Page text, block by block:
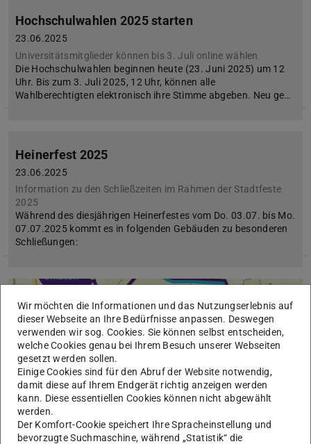
Hochschulwahlen 2025 starten
23.06.2025
Universitätsmitglieder können bis 3. Juli online wählen
Die Hochschulwahlen beginnen heute (23. Juni 2025) um 12
Uhr. Bis zum 3. Juli 2025, 12 Uhr, können alle
Wahlberechtigten elektronisch ihre Stimme abgeben. Neu ge…
Heinerfest 2025
23.06.2025
Information zu den Schließzeiten im Rahmen der Stadtfeste
2025
Während des diesjährigen Heinerfestes vom Do. 03.07. bis Mo.
07.07.2025 kommt es in folgenden Gebäuden zu besonderen
Schließungen:
Wir möchten die Informationen und das Nutzungserlebnis auf
dieser Webseite an Ihre Bedürfnisse anpassen. Deswegen
verwenden wir sog. Cookies. Sie können selbst entscheiden,
welche Cookies genau bei Ihrem Besuch unserer Webseiten
gesetzt werden sollen.
Einige Cookies sind für den Abruf der Website notwendig,
damit diese auf Ihrem Endgerät richtig anzeigen werden
kann. Diese essentiellen Cookies können nicht abgewählt
werden.
Der Komfort-Cookie speichert Ihre Spracheinstellung und
bevorzugte Suchmaschine, während „Statistik“ die